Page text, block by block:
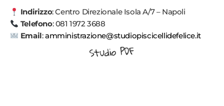
Indirizzo: Centro Direzionale Isola A/7 – Napoli
Telefono: 081 1972 3688
Email:amministrazione@studiopiscicellidefelice.it
Studio PDF